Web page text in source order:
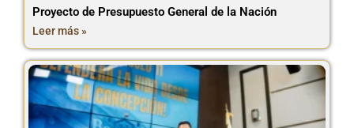
Proyecto de Presupuesto General de la Nación
Leer más »